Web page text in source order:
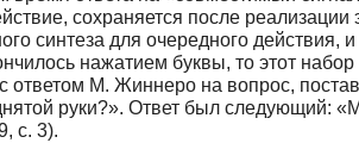
сохраняется после
синтеза для очередного
нажатием буквы, то этот
ответом М. Жиннеро на вопрос,
руки?». Ответ был следующий:
с. 3).